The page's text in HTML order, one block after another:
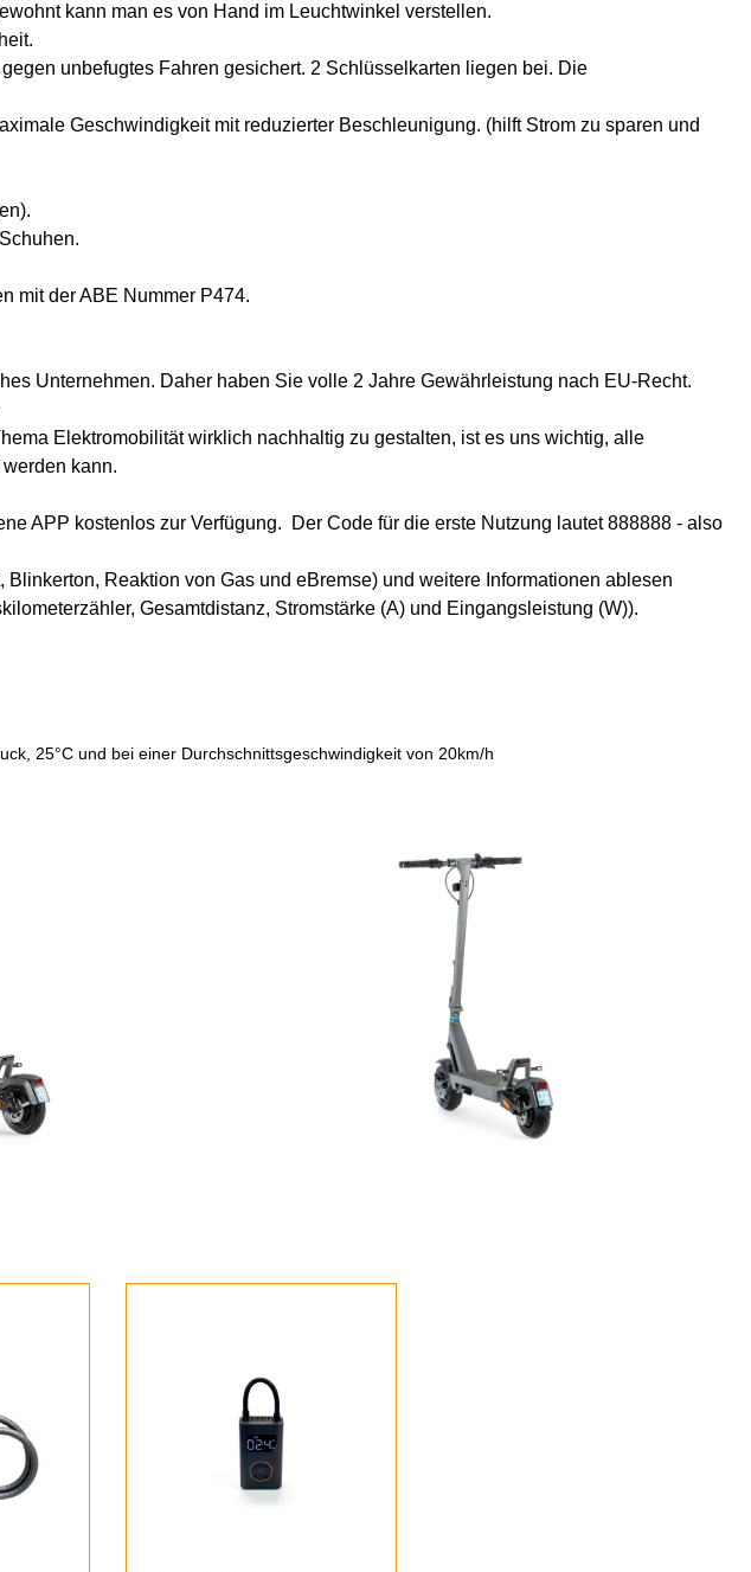
kann man es von Hand im Leuchtwinkel verstellen.
unbefugtes Fahren gesichert. 2 Schlüsselkarten liegen bei. Die
Geschwindigkeit mit reduzierter Beschleunigung. (hilft Strom zu sparen und
mit der ABE Nummer P474.
Unternehmen. Daher haben Sie volle 2 Jahre Gewährleistung nach EU-Recht.
Elektromobilität wirklich nachhaltig zu gestalten, ist es uns wichtig, alle
kann.
APP kostenlos zur Verfügung. Der Code für die erste Nutzung lautet 888888 - also
Reaktion von Gas und eBremse) und weitere Informationen ablesen
Gesamtdistanz, Stromstärke (A) und Eingangsleistung (W)).
25°C und bei einer Durchschnittsgeschwindigkeit von 20km/h